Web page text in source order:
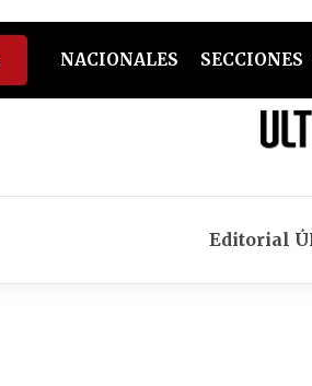
NACIONALES SECCIONES
Editorial